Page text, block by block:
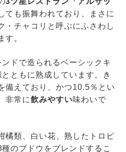
ても振舞われており、まさに
・チャコリと呼ぶにふさわし
す。
ドで造られるベーシックキ
ともに熟成しています。き
備えており、かつ10.5％とい
非常に飲みやすい味わいで
橘類、白い花、熟したトロピ
のブドウをブレンドするこ